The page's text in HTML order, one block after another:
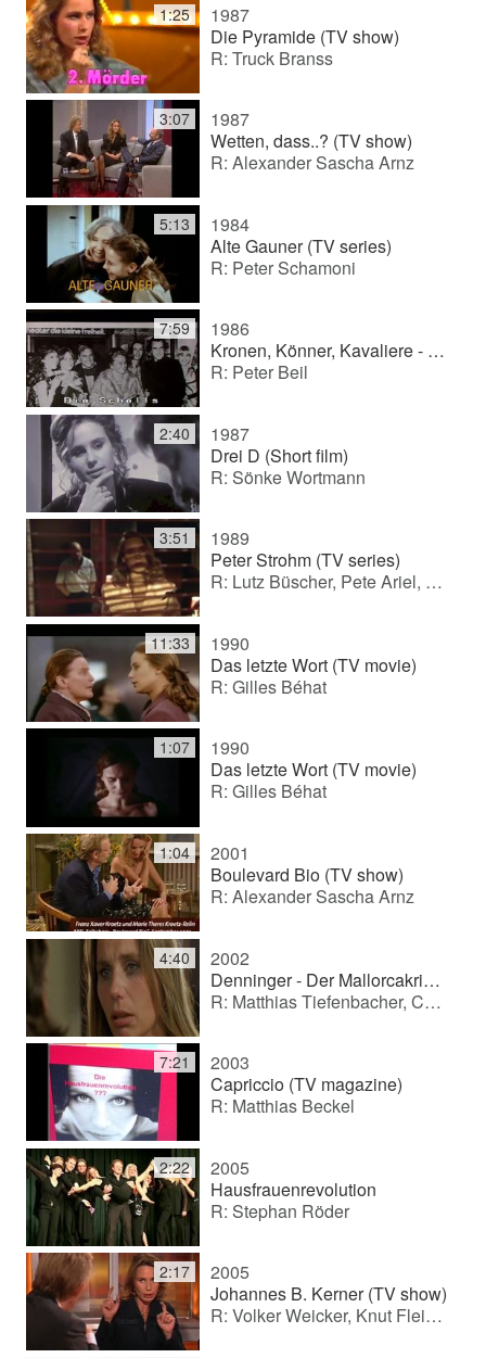
1:25
1987
Die Pyramide (TV show)
R: Truck Branss
3:07
1987
Wetten, dass..? (TV show)
R: Alexander Sascha Arnz
5:13
1984
Alte Gauner (TV series)
R: Peter Schamoni
7:59
1986
Kronen, Könner, Kavaliere - Die Schells (Documentary series)
R: Peter Beil
2:40
1987
Drei D (Short film)
R: Sönke Wortmann
3:51
1989
Peter Strohm (TV series)
R: Lutz Büscher, Pete Ariel, Martin Gies, Kurt W. Oehlschläger, Ilse Hofmann
11:33
1990
Das letzte Wort (TV movie)
R: Gilles Béhat
1:07
1990
Das letzte Wort (TV movie)
R: Gilles Béhat
1:04
2001
Boulevard Bio (TV show)
R: Alexander Sascha Arnz
4:40
2002
Denninger - Der Mallorcakrimi (TV series)
R: Matthias Tiefenbacher, Christoph Eichhorn
7:21
2003
Capriccio (TV magazine)
R: Matthias Beckel
2:22
2005
Hausfrauenrevolution
R: Stephan Röder
2:17
2005
Johannes B. Kerner (TV show)
R: Volker Weicker, Knut Fleischmann, Claude von Reibnitz, Ladislaus Kiraly